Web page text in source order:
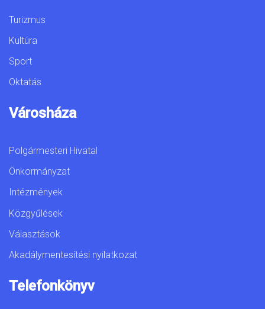
Turizmus
Kultúra
Sport
Oktatás
Városháza
Polgármesteri Hivatal
Önkormányzat
Intézmények
Közgyűlések
Választások
Akadálymentesítési nyilatkozat
Telefonkönyv